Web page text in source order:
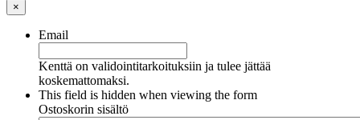
×
Email
Kenttä on validointitarkoituksiin ja tulee jättää
koskemattomaksi.
This field is hidden when viewing the form
Ostoskorin sisältö